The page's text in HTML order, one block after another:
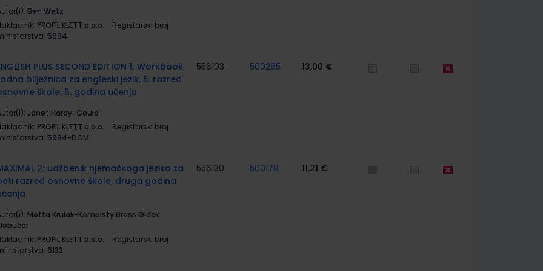
Ben Wetz
PROFIL KLETT d.o.o.
Registarski broj
5994
PLUS SECOND EDITION 1; Workbook,
bilježnica za engleski jezik, 5. razred
škole, 5. godina učenja
Janet Hardy-Gould
PROFIL KLETT d.o.o.
Registarski broj
5994-DOM
556103 500285 13,00 €
2; udžbenik njemačkoga jezika za
razred osnovne škole, druga godina
Motta Krulak-Kempisty Brass Glđck
PROFIL KLETT d.o.o.
Registarski broj
6133
556130 500178 11,21 €